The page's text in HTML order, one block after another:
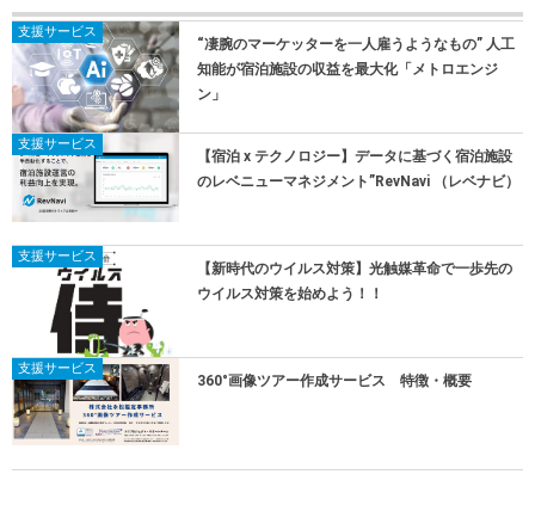
支援サービス
“凄腕のマーケッターを一人雇うようなもの” 人工
知能が宿泊施設の収益を最大化「メトロエンジ
ン」
支援サービス
【宿泊 x テクノロジー】データに基づく宿泊施設
のレベニューマネジメント”RevNavi （レベナビ）
支援サービス
【新時代のウイルス対策】光触媒革命で一歩先の
ウイルス対策を始めよう！！
支援サービス
360°画像ツアー作成サービス 特徴・概要